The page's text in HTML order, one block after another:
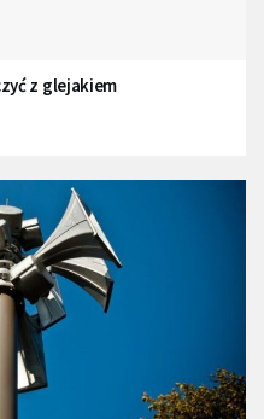
z glejakiem